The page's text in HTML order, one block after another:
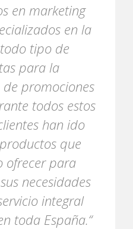
en marketing
en la
tipo de
para la
promociones
todos estos
han ido
que
ofrecer para
necesidades
integral
toda España.“